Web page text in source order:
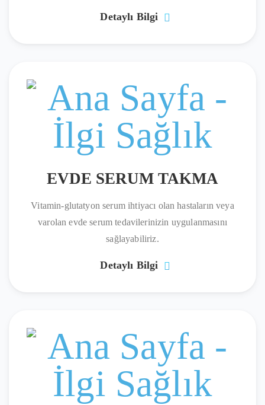
Detaylı Bilgi
EVDE SERUM TAKMA
Vitamin-glutatyon serum ihtiyacı olan hastaların veya
varolan evde serum tedavilerinizin uygulanmasını
sağlayabiliriz.
Detaylı Bilgi